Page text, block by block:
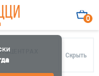
0
Скрыть